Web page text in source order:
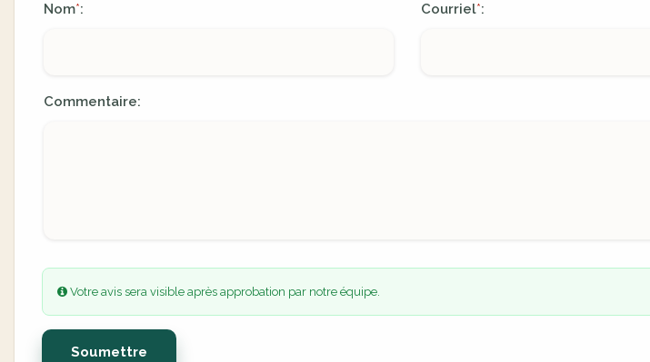
Nom*: Courriel*:
Commentaire:
Votre avis sera visible après approbation par notre équipe.
Soumettre